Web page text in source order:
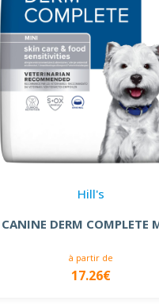
Hill's
CANINE DERM COMPLETE
à partir de
17.26€